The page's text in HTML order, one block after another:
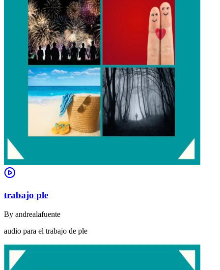
trabajo ple
By andrealafuente
audio para el trabajo de ple